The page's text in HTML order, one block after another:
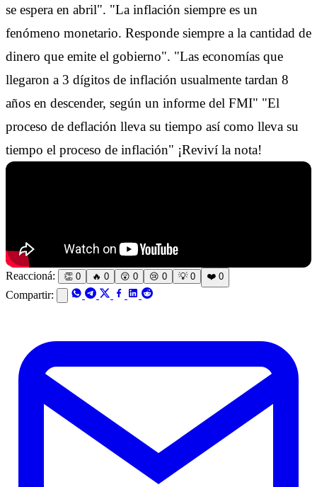
se espera en abril". "La inflación siempre es un
fenómeno monetario. Responde siempre a la cantidad de
dinero que emite el gobierno". "Las economías que
llegaron a 3 dígitos de inflación usualmente tardan 8
años en descender, según un informe del FMI" "El
proceso de deflación lleva su tiempo así como lleva su
tiempo el proceso de inflación" ¡Reviví la nota!
Reaccioná: 👏 0 🔥 0 😲 0 😢 0 💡 0 ❤️ 0
Compartir: